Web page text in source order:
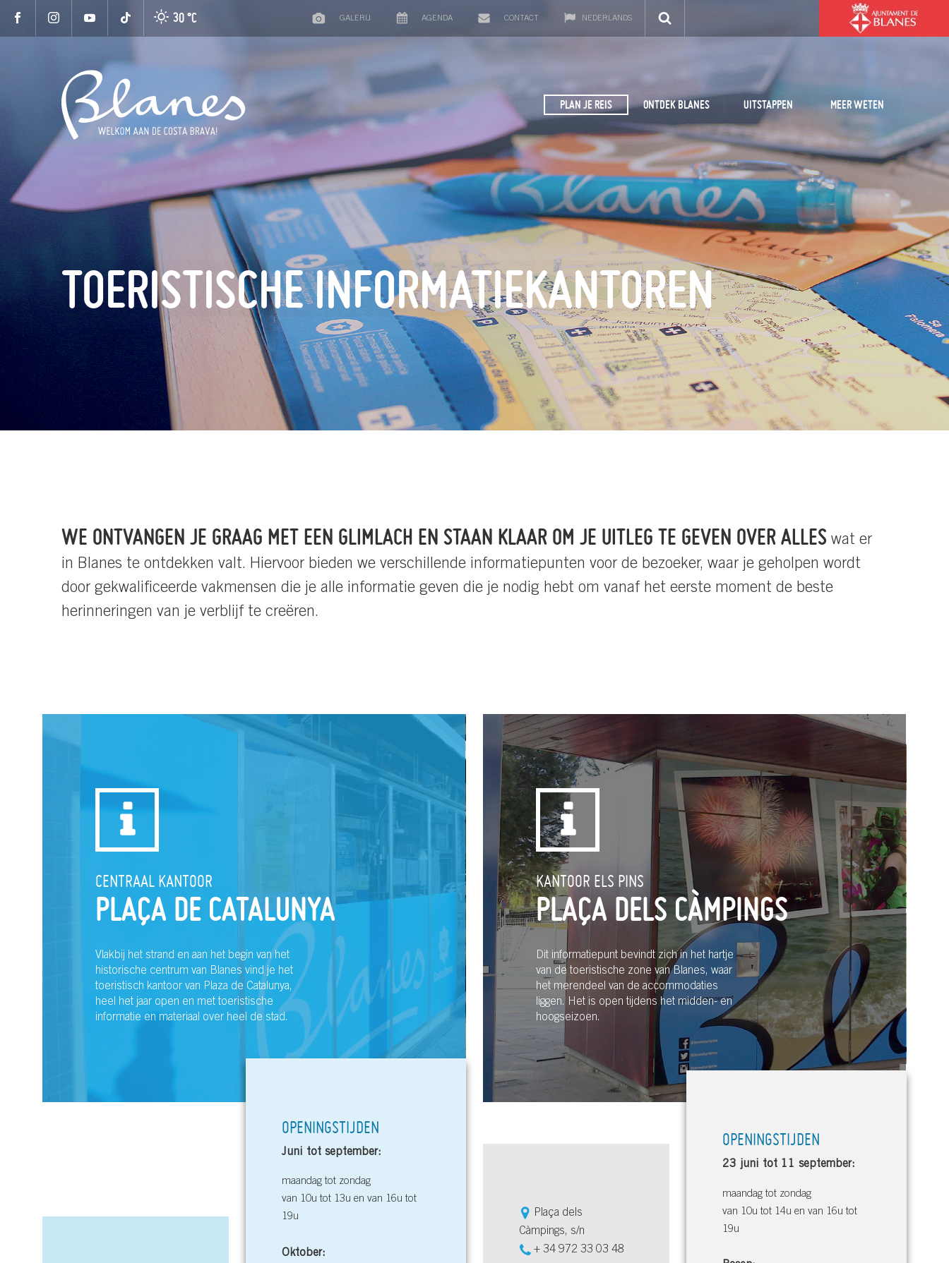
30 °C GALERIJ AGENDA CONTACT NEDERLANDS
PLAN JE REIS ONTDEK BLANES UITSTAPPEN MEER WETEN
TOERISTISCHE INFORMATIEKANTOREN
WE ONTVANGEN JE GRAAG MET EEN GLIMLACH EN STAAN KLAAR OM JE UITLEG TE GEVEN OVER ALLES wat er
in Blanes te ontdekken valt. Hiervoor bieden we verschillende informatiepunten voor de bezoeker, waar je geholpen wordt
door gekwalificeerde vakmensen die je alle informatie geven die je nodig hebt om vanaf het eerste moment de beste
herinneringen van je verblijf te creëren.
CENTRAAL KANTOOR
PLAÇA DE CATALUNYA
Vlakbij het strand en aan het begin van het
historische centrum van Blanes vind je het
toeristisch kantoor van Plaza de Catalunya,
heel het jaar open en met toeristische
informatie en materiaal over heel de stad.
KANTOOR ELS PINS
PLAÇA DELS CÀMPINGS
Dit informatiepunt bevindt zich in het hartje
van de toeristische zone van Blanes, waar
het merendeel van de accommodaties
liggen. Het is open tijdens het midden- en
hoogseizoen.
OPENINGSTIJDEN
Juni tot september:
maandag tot zondag
van 10u tot 13u en van 16u tot
19u
Oktober:
Plaça dels
Càmpings, s/n
+ 34 972 33 03 48
OPENINGSTIJDEN
23 juni tot 11 september:
maandag tot zondag
van 10u tot 14u en van 16u tot
19u